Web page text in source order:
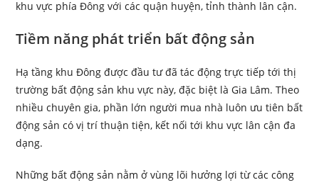
khu vực phía Đông với các quận huyện, tỉnh thành lân cận.
Tiềm năng phát triển bất động sản
Hạ tầng khu Đông được đầu tư đã tác động trực tiếp tới thị
trường bất động sản khu vực này, đặc biệt là Gia Lâm. Theo
nhiều chuyên gia, phần lớn người mua nhà luôn ưu tiên bất
động sản có vị trí thuận tiện, kết nối tới khu vực lân cận đa
dạng.
Những bất động sản nằm ở vùng lõi hưởng lợi từ các công